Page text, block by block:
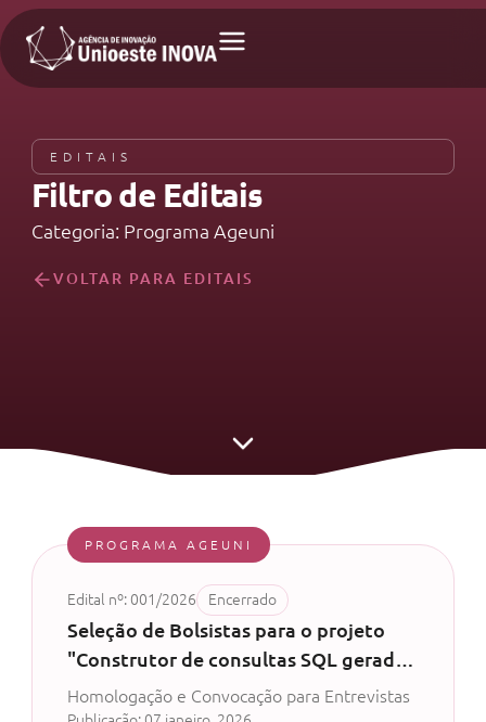
EDITAIS
Filtro de Editais
Categoria: Programa Ageuni
VOLTAR PARA EDITAIS
PROGRAMA AGEUNI
Edital nº: 001/2026 Encerrado
Seleção de Bolsistas para o projeto
"Construtor de consultas SQL gerado
por inteligência artificial" - Ageuni -
CV nº 55/2024
Homologação e Convocação para Entrevistas